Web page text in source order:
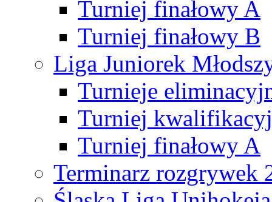
Turniej finałowy A
Turniej finałowy B
Liga Juniorek
Turnieje
Turniej
Turniej finałowy A
Terminarz rozgrywek